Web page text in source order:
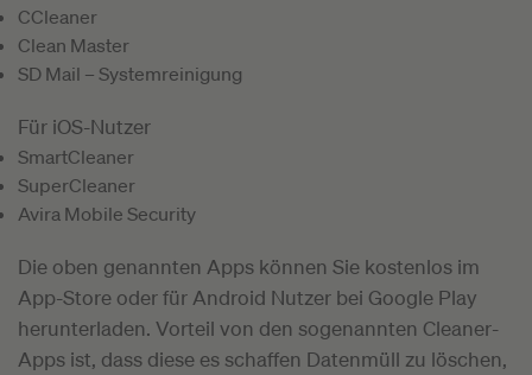
CCleaner
Clean Master
SD Mail – Systemreinigung
Für iOS-Nutzer
SmartCleaner
SuperCleaner
Avira Mobile Security
Die oben genannten Apps können Sie kostenlos im
App-Store oder für Android Nutzer bei Google Play
herunterladen. Vorteil von den sogenannten Cleaner-
Apps ist, dass diese es schaffen Datenmüll zu löschen,